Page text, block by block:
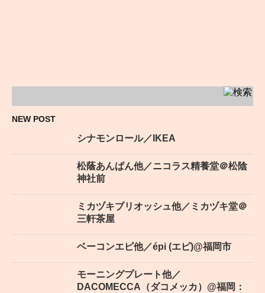
NEW POST
シナモンロール／IKEA
松蔭あんぱん他／ニコラス精養堂＠松陰
神社前
ミカヅキブリオッシュ他／ミカヅキ堂＠
三軒茶屋
ベーコンエピ他／épi (エピ)@福岡市
モーニングプレート他／
DACOMECCA（ダコメッカ）@福岡：